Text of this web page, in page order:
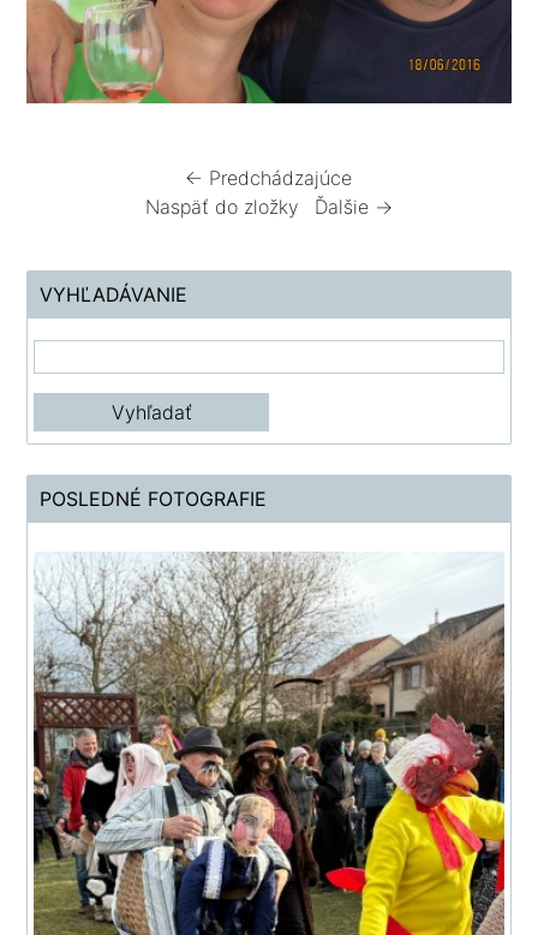
← Predchádzajúce
Naspäť do zložky
Ďalšie →
VYHĽADÁVANIE
POSLEDNÉ FOTOGRAFIE